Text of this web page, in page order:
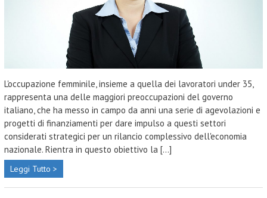
L'occupazione femminile, insieme a quella dei lavoratori under 35,
rappresenta una delle maggiori preoccupazioni del governo
italiano, che ha messo in campo da anni una serie di agevolazioni e
progetti di finanziamenti per dare impulso a questi settori
considerati strategici per un rilancio complessivo dell'economia
nazionale. Rientra in questo obiettivo la [...]
Leggi Tutto >